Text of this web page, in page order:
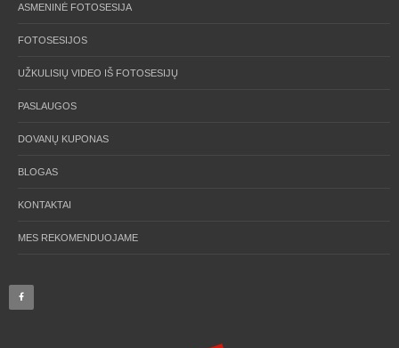
ASMENINĖ FOTOSESIJA
FOTOSESIJOS
UŽKULISIŲ VIDEO IŠ FOTOSESIJŲ
PASLAUGOS
DOVANŲ KUPONAS
BLOGAS
KONTAKTAI
MES REKOMENDUOJAME